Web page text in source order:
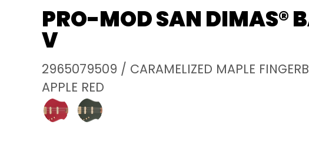
PRO-MOD SAN DIMAS®
V
2965079509 / CARAMELIZED MAPLE
APPLE RED